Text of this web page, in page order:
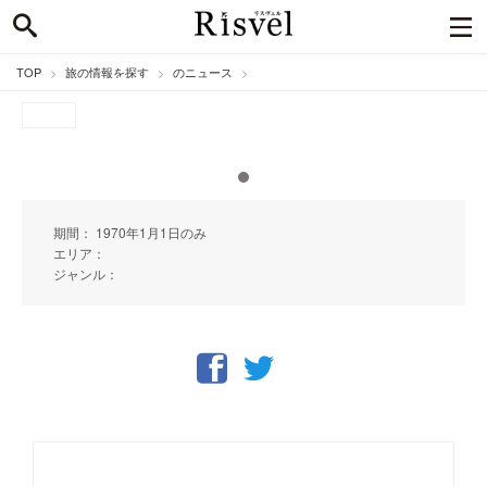
TOP 旅の情報を探す のニュース
期間： 1970年1月1日のみ
エリア：
ジャンル：